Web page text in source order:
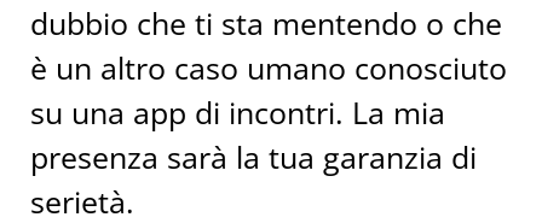
dubbio che ti sta mentendo o che
è un altro caso umano conosciuto
su una app di incontri. La mia
presenza sarà la tua garanzia di
serietà.